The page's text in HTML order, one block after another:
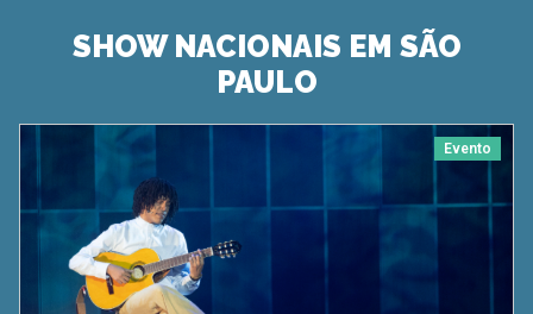
SHOW NACIONAIS EM SÃO
PAULO
Evento